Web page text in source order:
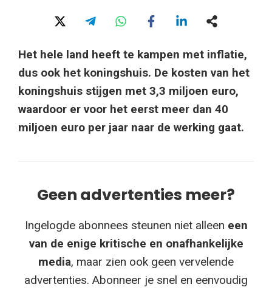
Het hele land heeft te kampen met inflatie,
dus ook het koningshuis. De kosten van het
koningshuis stijgen met 3,3 miljoen euro,
waardoor er voor het eerst meer dan 40
miljoen euro per jaar naar de werking gaat.
Geen advertenties meer?
Ingelogde abonnees steunen niet alleen een
van de enige kritische en onafhankelijke
media, maar zien ook geen vervelende
advertenties. Abonneer je snel en eenvoudig